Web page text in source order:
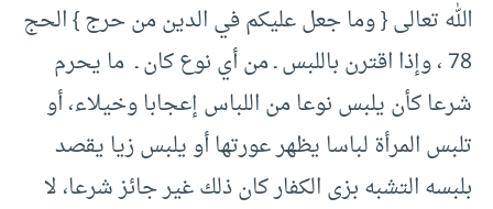
الله تعالى {‏ وما جعل عليكم في الدين من حرج }‏ الحج
‏78 ، وإذا اقترن باللبس ـ من أي نوع كان ـ ما يحرم
شرعا كأن يلبس نوعا من اللباس إعجابا وخيلاء، أو
تلبس المرأة لباسا يظهر عورتها أو يلبس زيا يقصد
بلبسه التشبه بزى الكفار كان ذلك غير جائز شرعا، لا